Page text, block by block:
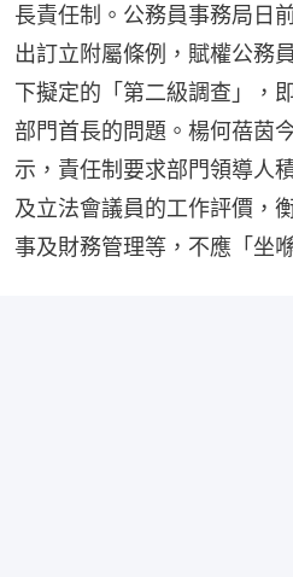
長責任制。公務員事務局日
出訂立附屬條例，賦權公務
下擬定的「第二級調查」，
部門首長的問題。楊何蓓茵
示，責任制要求部門領導人
及立法會議員的工作評價，
事及財務管理等，不應「坐